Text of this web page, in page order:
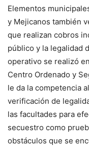
Elementos
y Mejicanos también
que realizan cobros
público y la legalidad
operativo se realizó
Centro Ordenado y
le da la competencia
verificación de
las facultades para
secuestro como
obstáculos que se